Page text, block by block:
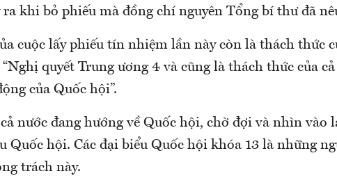
ra khi bỏ phiếu mà đồng chí nguyên Tổng bí thư đã
cuộc lấy phiếu tín nhiệm lần này còn là thách thức
quyết Trung ương 4 và cũng là thách thức của
của Quốc hội”.
nước đang hướng về Quốc hội, chờ đợi và nhìn vào
Quốc hội. Các đại biểu Quốc hội khóa 13 là những
trách này.